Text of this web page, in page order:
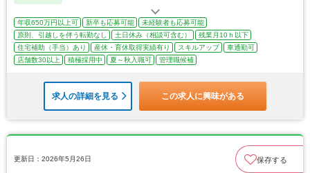
年収650万円以上可 新卒も応募可能
未経験者も応募可能
原則、引越しを伴う転勤なし
土日休み（相談可含む）
残業月10ｈ以下
住宅補助（手当）あり
産休・育休取得実績有り スキルアップ
車通勤可
店舗数30以上
積極採用中 夏～秋入職可 管理職候補
求人の詳細を見る この求人に興味がある
更新日：2026年5月26日 保存する